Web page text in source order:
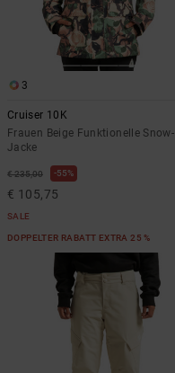
3
Cruiser 10K
Frauen Beige Funktionelle Snow-
Jacke
€ 235,00 55%
€ 105,75
SALE
DOPPELTER RABATT EXTRA 25 %